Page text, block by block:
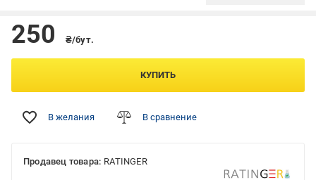
250 ₴/бут.
КУПИТЬ
В желания В сравнение
Продавец товара: RATINGER